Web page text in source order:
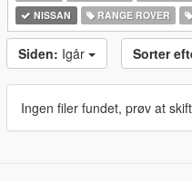
NISSAN
RANGE ROVER
Siden: Igår Sorter
Ingen filer fundet, prøv at